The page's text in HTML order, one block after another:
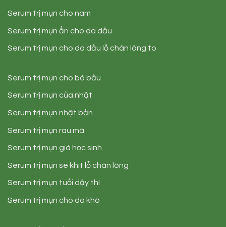
Serum trị mụn cho nam
Serum trị mụn ẩn cho da dầu
Serum trị mụn cho da dầu lỗ chân lông to
Serum trị mụn cho bà bầu
Serum trị mụn của nhật
Serum trị mụn nhật bản
Serum trị mụn rau má
Serum trị mụn giá học sinh
Serum trị mụn se khít lỗ chân lông
Serum trị mụn tuổi dậy thì
Serum trị mụn cho da khô